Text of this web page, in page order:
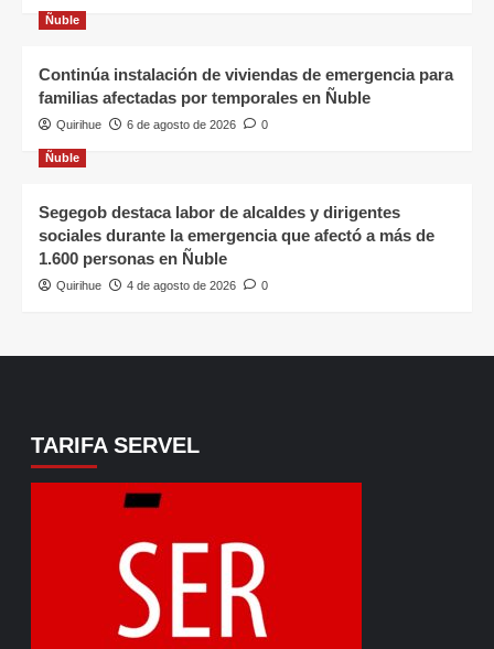
Ñuble
Continúa instalación de viviendas de emergencia para
familias afectadas por temporales en Ñuble
Quirihue 6 de agosto de 2026 0
Ñuble
Segegob destaca labor de alcaldes y dirigentes
sociales durante la emergencia que afectó a más de
1.600 personas en Ñuble
Quirihue 4 de agosto de 2026 0
TARIFA SERVEL